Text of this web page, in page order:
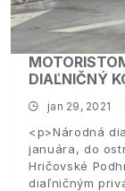
DIAĽNIČNÝ
jan 29, 2021
<p>Národná
januára, do
Hričovské
diaľničným